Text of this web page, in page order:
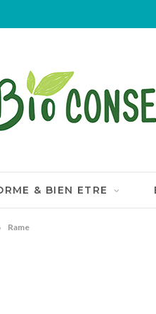
& BIEN ETRE
Rame